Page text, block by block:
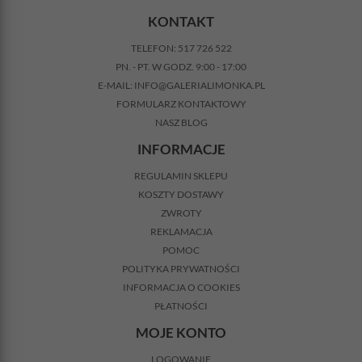
KONTAKT
TELEFON: 517 726 522
PN. - PT. W GODZ. 9:00 - 17:00
E-MAIL: INFO@GALERIALIMONKA.PL
FORMULARZ KONTAKTOWY
NASZ BLOG
INFORMACJE
REGULAMIN SKLEPU
KOSZTY DOSTAWY
ZWROTY
REKLAMACJA
POMOC
POLITYKA PRYWATNOŚCI
INFORMACJA O COOKIES
PŁATNOŚCI
MOJE KONTO
LOGOWANIE